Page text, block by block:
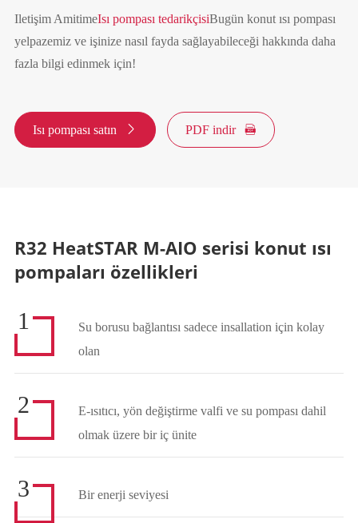
Iletişim AmitimeIsı pompası tedarikçisiBugün konut ısı pompası
yelpazemiz ve işinize nasıl fayda sağlayabileceği hakkında daha
fazla bilgi edinmek için!
Isı pompası satın  PDF indir 
R32 HeatSTAR M-AIO serisi konut ısı
pompaları özellikleri
1
Su borusu bağlantısı sadece insallation için kolay
olan
2
E-ısıtıcı, yön değiştirme valfi ve su pompası dahil
olmak üzere bir iç ünite
3 Bir enerji seviyesi